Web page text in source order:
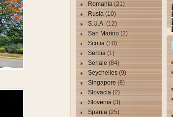
Romania (21)
Rusia (10)
S.U.A. (12)
San Marino (2)
Scotia (10)
Serbia (1)
Seriale (84)
Seychelles (9)
Singapore (8)
Slovacia (2)
Slovenia (3)
Spania (25)